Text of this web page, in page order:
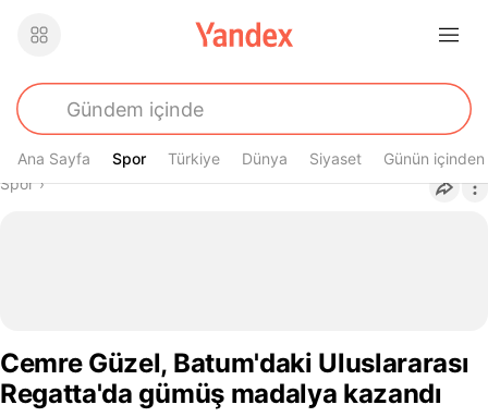
Ana Sayfa Spor
Spor Türkiye Dünya Siyaset Günün içinden
Buradasın
Spor›
Cemre Güzel, Batum'daki Uluslararası
Regatta'da gümüş madalya kazandı